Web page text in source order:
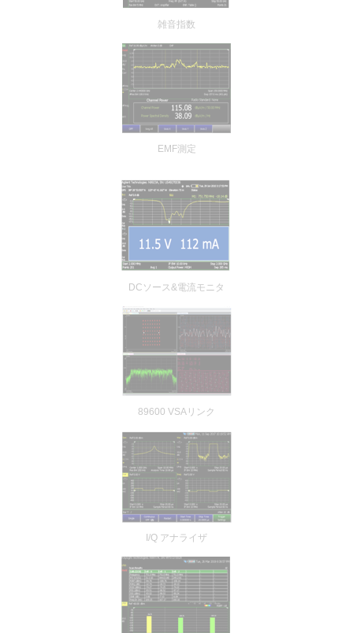
雑音指数
EMF測定
DCソース&電流モニタ
89600 VSAリンク
I/Q アナライザ